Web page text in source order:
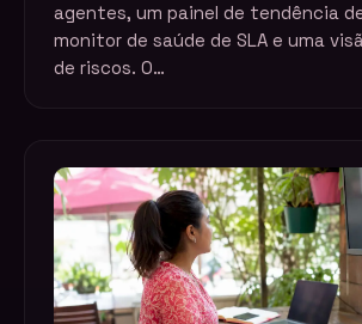
agentes, um painel de tendência de
monitor de saúde de SLA e uma
de riscos. O…